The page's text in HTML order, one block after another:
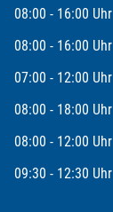
08:00 - 16:00 Uhr
08:00 - 16:00 Uhr
07:00 - 12:00 Uhr
08:00 - 18:00 Uhr
08:00 - 12:00 Uhr
09:30 - 12:30 Uhr